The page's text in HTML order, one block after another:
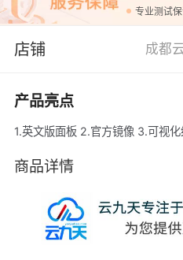
专业测试
店铺 成都
产品亮点
1.英文版面板 2.官方镜像 3.可视
商品详情